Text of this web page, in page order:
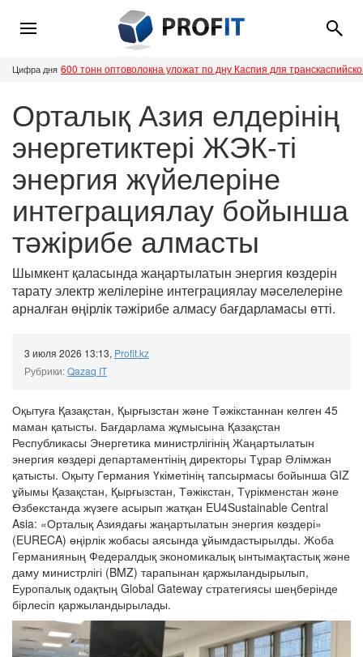
Цифра дня 600 тонн оптоволокна уложат по дну Каспия для
Орталық Азия елдерінің
энергетиктері ЖЭК-ті
энергия жүйелеріне
интеграциялау бойынша
тәжірибе алмасты
Шымкент қаласында жаңартылатын энергия көздерін
тарату электр желілеріне интеграциялау мәселелеріне
арналған өңірлік тәжірибе алмасу бағдарламасы өтті.
3 июля 2026 13:13, Profit.kz
Рубрики:Qazaq IT
Оқытуға Қазақстан, Қырғызстан және Тәжікстаннан келген 45
маман қатысты. Бағдарлама жұмысына Қазақстан
Республикасы Энергетика министрлігінің Жаңартылатын
энергия көздері департаментінің директоры Тұрар Әлімжан
қатысты. Оқыту Германия Үкіметінің тапсырмасы бойынша GIZ
ұйымы Қазақстан, Қырғызстан, Тәжікстан, Түрікменстан және
Өзбекстанда жүзеге асырып жатқан EU4Sustainable Central
Asia: «Орталық Азиядағы жаңартылатын энергия көздері»
(EURECA) өңірлік жобасы аясында ұйымдастырылды. Жоба
Германияның Федералдық экономикалық ынтымақтастық және
даму министрлігі (BMZ) тарапынан қаржыландырылып,
Еуропалық одақтың Global Gateway стратегиясы шеңберінде
бірлесіп қаржыландырылады.